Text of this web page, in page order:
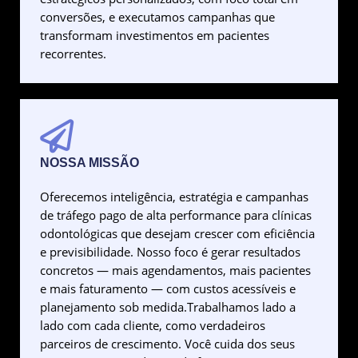
conversões, e executamos campanhas que
transformam investimentos em pacientes
recorrentes.
NOSSA MISSÃO
Oferecemos inteligência, estratégia e campanhas
de tráfego pago de alta performance para clínicas
odontológicas que desejam crescer com eficiência
e previsibilidade. Nosso foco é gerar resultados
concretos — mais agendamentos, mais pacientes
e mais faturamento — com custos acessíveis e
planejamento sob medida.Trabalhamos lado a
lado com cada cliente, como verdadeiros
parceiros de crescimento. Você cuida dos seus